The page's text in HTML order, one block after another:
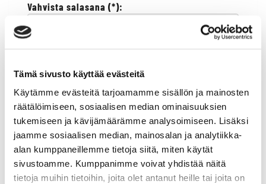
Tämä sivusto käyttää evästeitä
Käytämme evästeitä tarjoamamme sisällön ja mainosten
räätälöimiseen, sosiaalisen median ominaisuuksien
tukemiseen ja kävijämäärämme analysoimiseen. Lisäksi
jaamme sosiaalisen median, mainosalan ja analytiikka-
alan kumppaneillemme tietoja siitä, miten käytät
sivustoamme. Kumppanimme voivat yhdistää näitä
tietoja muihin tietoihin, joita olet antanut heille tai joita on
Vahvista salasana (*):
Yhteystiedot
Katuosoite (*):